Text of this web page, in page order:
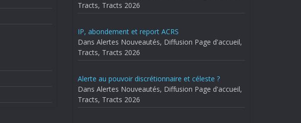
Tracts, Tracts 2026
IP, abondement et report ACRS
Dans Alertes Nouveautés, Diffusion Page d'accueil,
Tracts, Tracts 2026
Alerte au pouvoir discrétionnaire et céleste ?
Dans Alertes Nouveautés, Diffusion Page d'accueil,
Tracts, Tracts 2026